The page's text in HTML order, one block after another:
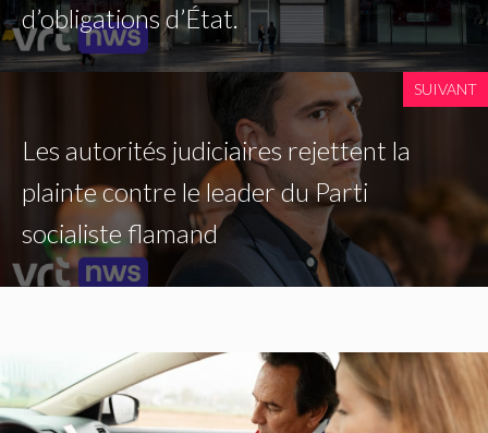
d’obligations d’État.
SUIVANT
Les autorités judiciaires rejettent la
plainte contre le leader du Parti
socialiste flamand